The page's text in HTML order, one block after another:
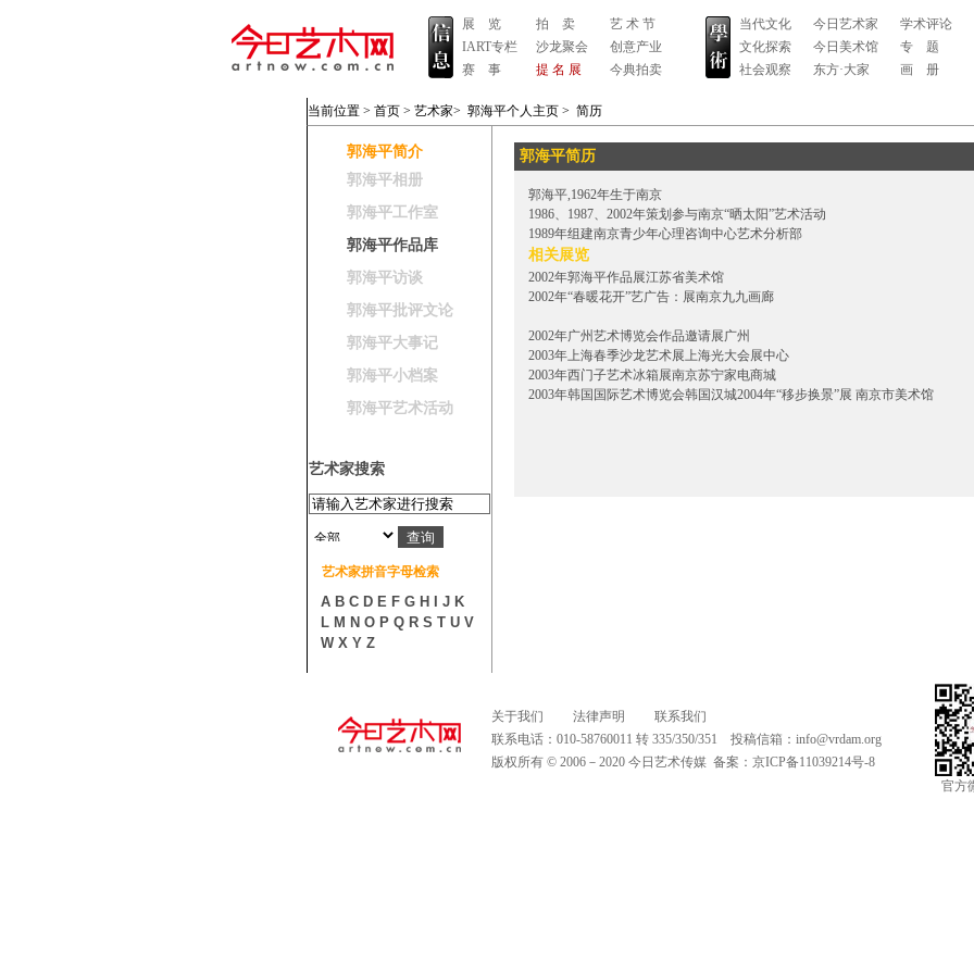
展 览
IART专栏
赛 事
拍 卖
沙龙聚会
提 名 展
艺 术 节
创意产业
今典拍卖
当代文化
文化探索
社会观察
今日艺术家
今日美术馆
东方·大家
学术评论
专 题
画 册
当前位置 > 首页 > 艺术家> 郭海平个人主页 > 简历
郭海平简介
郭海平相册
郭海平工作室
郭海平作品库
郭海平访谈
郭海平批评文论
郭海平大事记
郭海平小档案
郭海平艺术活动
艺术家搜索
艺术家拼音字母检索
A B C D E F G H J K
L M N O P Q R S T U V
W X Y Z
郭海平简历
郭海平,1962年生于南京
1986、1987、2002年策划参与南京“晒太阳”艺术活动
1989年组建南京青少年心理咨询中心艺术分析部
相关展览
2002年郭海平作品展江苏省美术馆
2002年“春暖花开”艺广告：展南京九九画廊
2002年广州艺术博览会作品邀请展广州
2003年上海春季沙龙艺术展上海光大会展中心
2003年西门子艺术冰箱展南京苏宁家电商城
2003年韩国国际艺术博览会韩国汉城2004年“移步换景”展 南京市美术馆
关于我们 法律声明
联系我们
联系电话：010-58760011 转 335/350/351 投稿信箱： info@vrdam.org
版权所有 © 2006－2020 今日艺术传媒 备案： 京ICP备11039214号-8
官方